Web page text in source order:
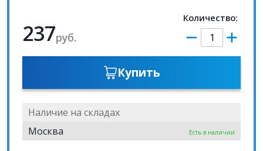
237руб.
Количество:
Купить
Наличие на складах
Москва
Есть в наличии